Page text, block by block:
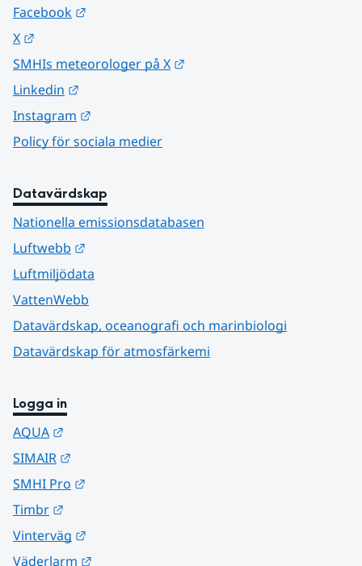
Facebook
X
SMHIs meteorologer på X
Linkedin
Instagram
Policy för sociala medier
Datavärdskap
Nationella emissionsdatabasen
Luftwebb
Luftmiljödata
VattenWebb
Datavärdskap, oceanografi och marinbiologi
Datavärdskap för atmosfärkemi
Logga in
AQUA
SIMAIR
SMHI Pro
Timbr
Vinterväg
Väderlarm